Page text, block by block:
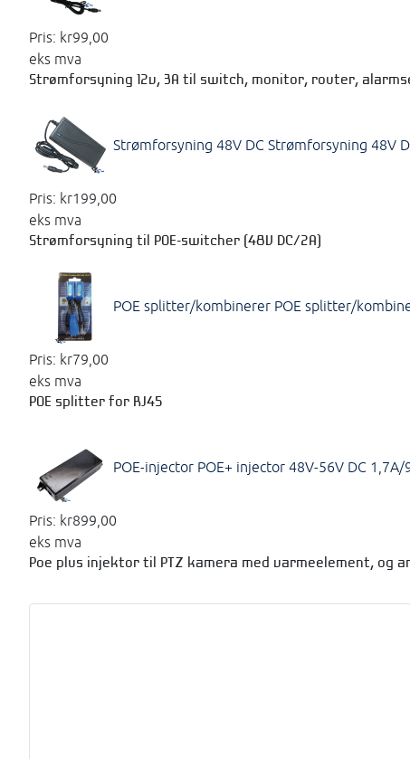
Pris: kr99,00
eks mva
Strømforsyning 12v, 3A til switch, monitor, router,
Strømforsyning 48V DC Strømforsyning 48V
Pris: kr199,00
eks mva
Strømforsyning til POE-switcher (48V DC/2A)
POE splitter/kombinerer POE splitter/
Pris: kr79,00
eks mva
POE splitter for RJ45
POE-injector POE+ injector 48V-56V DC 1,7A/
Pris: kr899,00
eks mva
Poe plus injektor til PTZ kamera med varmeelement, og